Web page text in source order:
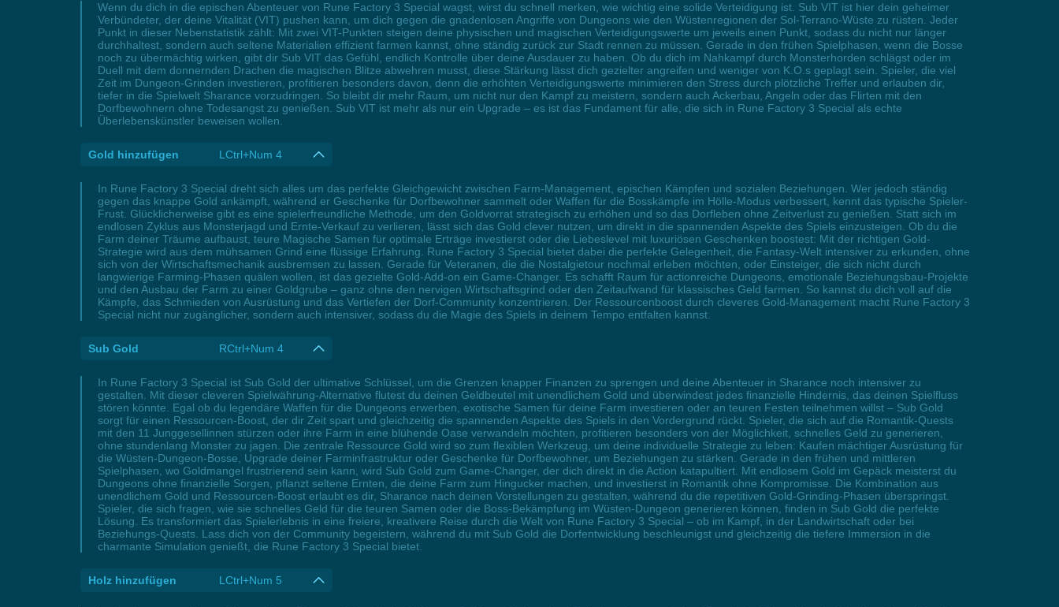
Wenn du dich in die epischen Abenteuer von Rune Factory 3 Special wagst, wirst du schnell merken, wie wichtig eine solide Verteidigung ist. Sub VIT ist hier dein geheimer
Verbündeter, der deine Vitalität (VIT) pushen kann, um dich gegen die gnadenlosen Angriffe von Dungeons wie den Wüstenregionen der Sol-Terrano-Wüste zu rüsten. Jeder
Punkt in dieser Nebenstatistik zählt: Mit zwei VIT-Punkten steigen deine physischen und magischen Verteidigungswerte um jeweils einen Punkt, sodass du nicht nur länger
durchhaltest, sondern auch seltene Materialien effizient farmen kannst, ohne ständig zurück zur Stadt rennen zu müssen. Gerade in den frühen Spielphasen, wenn die Bosse
noch zu übermächtig wirken, gibt dir Sub VIT das Gefühl, endlich Kontrolle über deine Ausdauer zu haben. Ob du dich im Nahkampf durch Monsterhorden schlägst oder im
Duell mit dem donnernden Drachen die magischen Blitze abwehren musst, diese Stärkung lässt dich gezielter angreifen und weniger von K.O.s geplagt sein. Spieler, die viel
Zeit im Dungeon-Grinden investieren, profitieren besonders davon, denn die erhöhten Verteidigungswerte minimieren den Stress durch plötzliche Treffer und erlauben dir,
tiefer in die Spielwelt Sharance vorzudringen. So bleibt dir mehr Raum, um nicht nur den Kampf zu meistern, sondern auch Ackerbau, Angeln oder das Flirten mit den
Dorfbewohnern ohne Todesangst zu genießen. Sub VIT ist mehr als nur ein Upgrade – es ist das Fundament für alle, die sich in Rune Factory 3 Special als echte
Überlebenskünstler beweisen wollen.
Gold hinzufügen LCtrl+Num 4
In Rune Factory 3 Special dreht sich alles um das perfekte Gleichgewicht zwischen Farm-Management, epischen Kämpfen und sozialen Beziehungen. Wer jedoch ständig
gegen das knappe Gold ankämpft, während er Geschenke für Dorfbewohner sammelt oder Waffen für die Bosskämpfe im Hölle-Modus verbessert, kennt das typische Spieler-
Frust. Glücklicherweise gibt es eine spielerfreundliche Methode, um den Goldvorrat strategisch zu erhöhen und so das Dorfleben ohne Zeitverlust zu genießen. Statt sich im
endlosen Zyklus aus Monsterjagd und Ernte-Verkauf zu verlieren, lässt sich das Gold clever nutzen, um direkt in die spannenden Aspekte des Spiels einzusteigen. Ob du die
Farm deiner Träume aufbaust, teure Magische Samen für optimale Erträge investierst oder die Liebeslevel mit luxuriösen Geschenken boostest: Mit der richtigen Gold-
Strategie wird aus dem mühsamen Grind eine flüssige Erfahrung. Rune Factory 3 Special bietet dabei die perfekte Gelegenheit, die Fantasy-Welt intensiver zu erkunden, ohne
sich von der Wirtschaftsmechanik ausbremsen zu lassen. Gerade für Veteranen, die die Nostalgietour nochmal erleben möchten, oder Einsteiger, die sich nicht durch
langwierige Farming-Phasen quälen wollen, ist das gezielte Gold-Add-on ein Game-Changer. Es schafft Raum für actionreiche Dungeons, emotionale Beziehungsbau-Projekte
und den Ausbau der Farm zu einer Goldgrube – ganz ohne den nervigen Wirtschaftsgrind oder den Zeitaufwand für klassisches Geld farmen. So kannst du dich voll auf die
Kämpfe, das Schmieden von Ausrüstung und das Vertiefen der Dorf-Community konzentrieren. Der Ressourcenboost durch cleveres Gold-Management macht Rune Factory 3
Special nicht nur zugänglicher, sondern auch intensiver, sodass du die Magie des Spiels in deinem Tempo entfalten kannst.
Sub Gold RCtrl+Num 4
In Rune Factory 3 Special ist Sub Gold der ultimative Schlüssel, um die Grenzen knapper Finanzen zu sprengen und deine Abenteuer in Sharance noch intensiver zu
gestalten. Mit dieser cleveren Spielwährung-Alternative flutest du deinen Geldbeutel mit unendlichem Gold und überwindest jedes finanzielle Hindernis, das deinen Spielfluss
stören könnte. Egal ob du legendäre Waffen für die Dungeons erwerben, exotische Samen für deine Farm investieren oder an teuren Festen teilnehmen willst – Sub Gold
sorgt für einen Ressourcen-Boost, der dir Zeit spart und gleichzeitig die spannenden Aspekte des Spiels in den Vordergrund rückt. Spieler, die sich auf die Romantik-Quests
mit den 11 Junggesellinnen stürzen oder ihre Farm in eine blühende Oase verwandeln möchten, profitieren besonders von der Möglichkeit, schnelles Geld zu generieren,
ohne stundenlang Monster zu jagen. Die zentrale Ressource Gold wird so zum flexiblen Werkzeug, um deine individuelle Strategie zu leben: Kaufen mächtiger Ausrüstung für
die Wüsten-Dungeon-Bosse, Upgrade deiner Farminfrastruktur oder Geschenke für Dorfbewohner, um Beziehungen zu stärken. Gerade in den frühen und mittleren
Spielphasen, wo Goldmangel frustrierend sein kann, wird Sub Gold zum Game-Changer, der dich direkt in die Action katapultiert. Mit endlosem Gold im Gepäck meisterst du
Dungeons ohne finanzielle Sorgen, pflanzt seltene Ernten, die deine Farm zum Hingucker machen, und investierst in Romantik ohne Kompromisse. Die Kombination aus
unendlichem Gold und Ressourcen-Boost erlaubt es dir, Sharance nach deinen Vorstellungen zu gestalten, während du die repetitiven Gold-Grinding-Phasen überspringst.
Spieler, die sich fragen, wie sie schnelles Geld für die teuren Samen oder die Boss-Bekämpfung im Wüsten-Dungeon generieren können, finden in Sub Gold die perfekte
Lösung. Es transformiert das Spielerlebnis in eine freiere, kreativere Reise durch die Welt von Rune Factory 3 Special – ob im Kampf, in der Landwirtschaft oder bei
Beziehungs-Quests. Lass dich von der Community begeistern, während du mit Sub Gold die Dorfentwicklung beschleunigst und gleichzeitig die tiefere Immersion in die
charmante Simulation genießt, die Rune Factory 3 Special bietet.
Holz hinzufügen LCtrl+Num 5